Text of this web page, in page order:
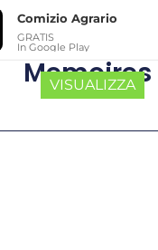
Memoires
Comizio Agrario
GRATIS
In Google Play
VISUALIZZA